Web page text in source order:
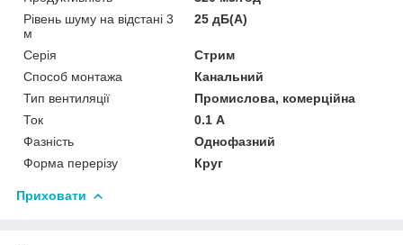
Рівень шуму на відстані 3
м
25 дБ(А)
Серія
Стрим
Способ монтажа
Канальний
Тип вентиляції
Промислова, комерційна
Ток
0.1 А
Фазність
Однофазний
Форма перерізу
Круг
Приховати